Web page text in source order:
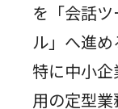
を「会話
ル」へ進め
特に中小
用の定型業